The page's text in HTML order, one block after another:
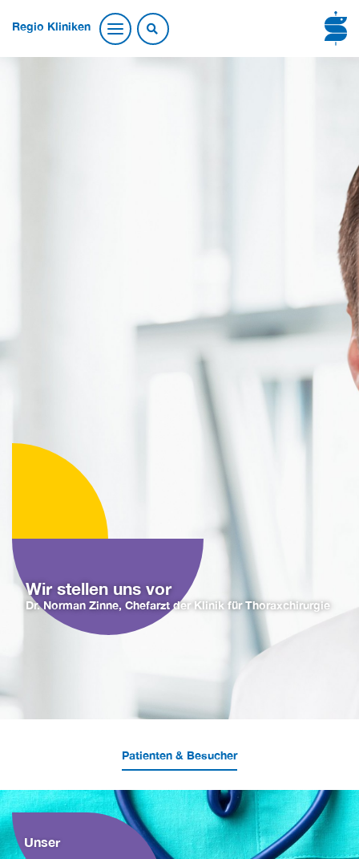
Regio Kliniken
Wir stellen uns vor
Dr. Norman Zinne, Chefarzt der Klinik für Thoraxchirurgie
Patienten & Besucher
Unser